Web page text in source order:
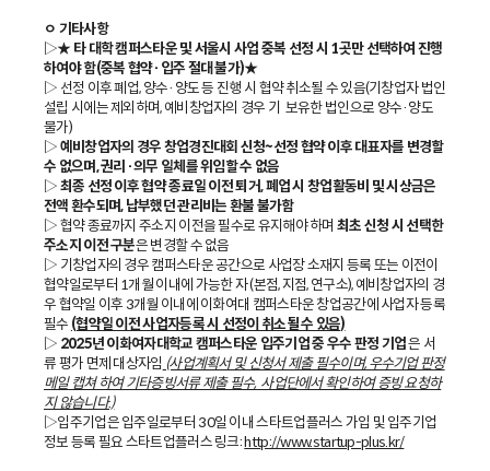
ㅇ 기타사항
▷★타 대학 캠퍼스타운 및 서울시 사업 중복 선정 시 1곳만 선택하여 진행
하여야 함(중복 협약·입주 절대 불가)★
▷ 선정 이후 폐업, 양수·양도 등 진행 시 협약 취소될 수 있음(기창업자 법인
설립 시에는 제외하며, 예비창업자의 경우 기 보유한 법인으로 양수·양도
불가)
▷예비창업자의 경우 창업경진대회 신청~선정 협약 이후 대표자를 변경할
수 없으며, 권리·의무 일체를 위임할 수 없음
▷최종 선정 이후 협약 종료일 이전 퇴거, 폐업 시 창업활동비 및 시상금은
전액 환수되며, 납부했던 관리비는 환불 불가함
▷ 협약 종료까지 주소지 이전을 필수로 유지해야 하며 최초 신청 시 선택한
주소지 이전 구분은 변경할 수 없음
▷ 기창업자의 경우 캠퍼스타운 공간으로 사업장 소재지 등록 또는 이전이
협약일로부터 1개월 이내에 가능한 자 (본점, 지점, 연구소), 예비창업자의 경
우 협약일 이후 3개월 이내에 이화여대 캠퍼스타운 창업공간에 사업자 등록
필수 (협약일 이전 사업자등록 시 선정이 취소될 수 있음)
▷ 2025년 이화여자대학교 캠퍼스타운 입주기업 중 우수 판정 기업은 서
류 평가 면제 대상자임 (사업계획서 및 신청서 제출 필수이며, 우수기업 판정
메일 캡쳐 하여 기타증빙서류 제출 필수, 사업단에서 확인하여 증빙 요청하
지 않습니다.)
▷입주기업은 입주일로부터 30일 이내 스타트업플러스 가입 및 입주기업
정보 등록 필요 스타트업플러스 링크:http://www.startup-plus.kr/